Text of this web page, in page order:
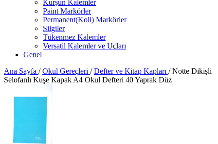
Kurşun Kalemler
Paint Markörler
Permanent(Koli) Markörler
Silgiler
Tükenmez Kalemler
Versatil Kalemler ve Uçları
Genel
Ana Sayfa / Okul Gereçleri / Defter ve Kitap Kapları / Notte Dikişli
Selofanlı Kuşe Kapak A4 Okul Defteri 40 Yaprak Düz